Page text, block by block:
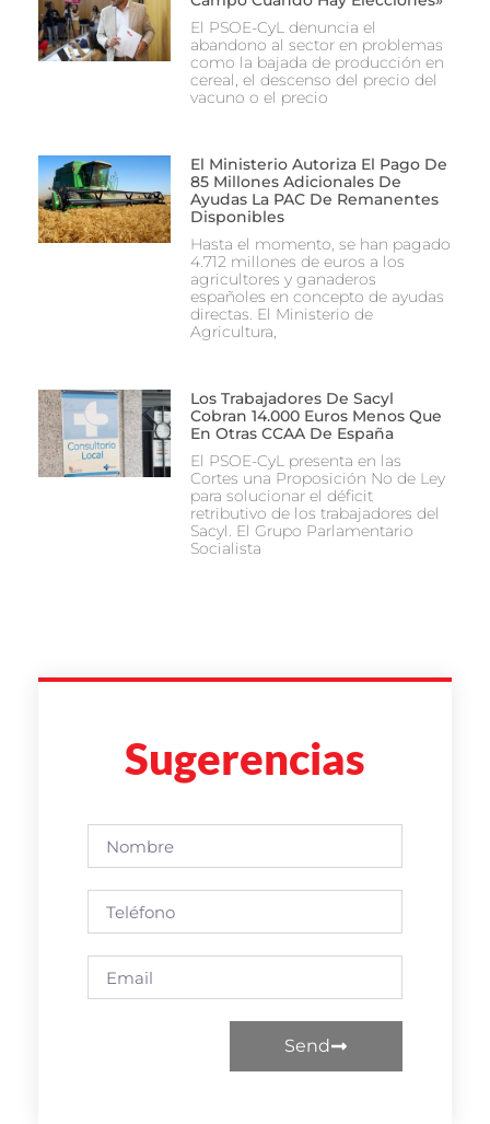
El PSOE-CyL denuncia el
abandono al sector en problemas
como la bajada de producción en
cereal, el descenso del precio del
vacuno o el precio
El Ministerio Autoriza El Pago De
85 Millones Adicionales De
Ayudas La PAC De Remanentes
Disponibles
Hasta el momento, se han pagado
4.712 millones de euros a los
agricultores y ganaderos
españoles en concepto de ayudas
directas. El Ministerio de
Agricultura,
Los Trabajadores De Sacyl
Cobran 14.000 Euros Menos Que
En Otras CCAA De España
El PSOE-CyL presenta en las
Cortes una Proposición No de Ley
para solucionar el déficit
retributivo de los trabajadores del
Sacyl. El Grupo Parlamentario
Socialista
Sugerencias
Send